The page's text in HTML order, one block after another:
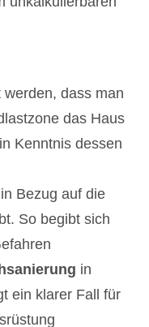
werden, dass man
das Haus
Kenntnis dessen
in Bezug auf die
So begibt sich
in
ein klarer Fall für